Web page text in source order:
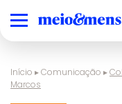
Início ▸Comunicação ▸
Marcos